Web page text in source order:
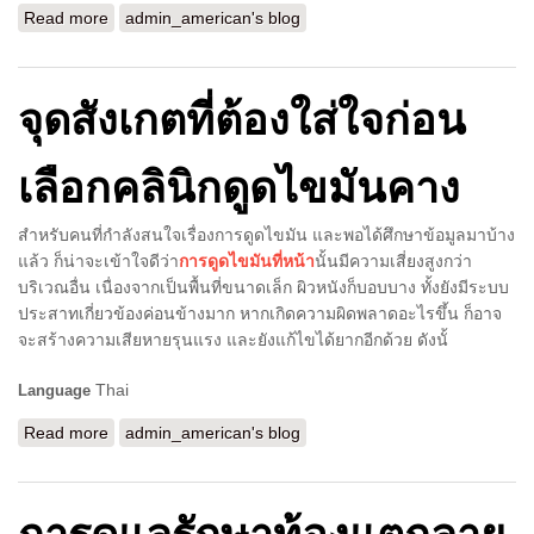
Read more about เรื่องน่ารู้เกี่ยวกับการดูดไขมัน
admin_american's blog
จุดสังเกตที่ต้องใส่ใจก่อน
เลือกคลินิกดูดไขมันคาง
สำหรับคนที่กำลังสนใจเรื่องการดูดไขมัน และพอได้ศึกษาข้อมูลมาบ้าง
แล้ว ก็น่าจะเข้าใจดีว่าการดูดไขมันที่หน้านั้นมีความเสี่ยงสูงกว่า
บริเวณอื่น เนื่องจากเป็นพื้นที่ขนาดเล็ก ผิวหนังก็บอบบาง ทั้งยังมีระบบ
ประสาทเกี่ยวข้องค่อนข้างมาก หากเกิดความผิดพลาดอะไรขึ้น ก็อาจ
จะสร้างความเสียหายรุนแรง และยังแก้ไขได้ยากอีกด้วย ดังนั้
Language Thai
Read more about จุดสังเกตที่ต้องใส่ใจก่อนเลือกคลินิกดูดไขมันคาง
admin_american's blog